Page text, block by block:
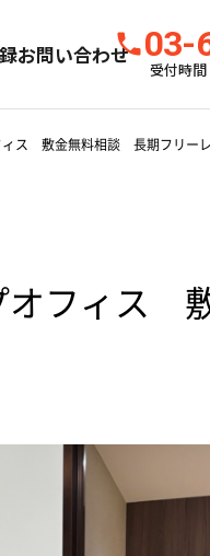
お問い合わせ 03-
受付時
ィス 敷金無料相談 長期フリー
オフィス